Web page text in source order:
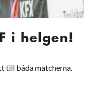
i helgen!
till båda matcherna.